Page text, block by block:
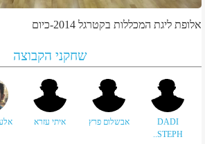
אלופת ליגת המכללות בקטרגל 2014-כיום
שחקני הקבוצה
DADI
STEPH..
אבשלום פרץ איתי עזרא